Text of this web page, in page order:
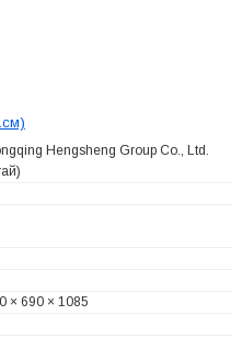
Hengsheng Group Co., Ltd.
× 690 × 1085